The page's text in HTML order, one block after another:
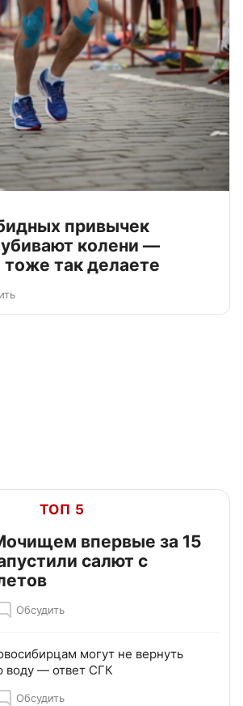
привычек
колени —
так делаете
ТОП 5
впервые за 15
салют с
Обсудить
могут не вернуть
воду — ответ СГК
Обсудить